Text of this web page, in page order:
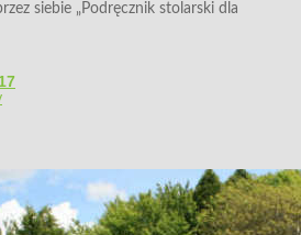
siebie „Podręcznik stolarski dla